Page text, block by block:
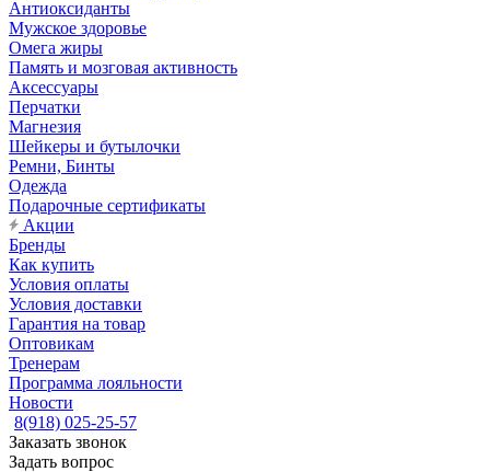
Антиоксиданты
Мужское здоровье
Омега жиры
Память и мозговая активность
Аксессуары
Перчатки
Магнезия
Шейкеры и бутылочки
Ремни, Бинты
Одежда
Подарочные сертификаты
Акции
Бренды
Как купить
Условия оплаты
Условия доставки
Гарантия на товар
Оптовикам
Тренерам
Программа лояльности
Новости
8(918) 025-25-57
Заказать звонок
Задать вопрос